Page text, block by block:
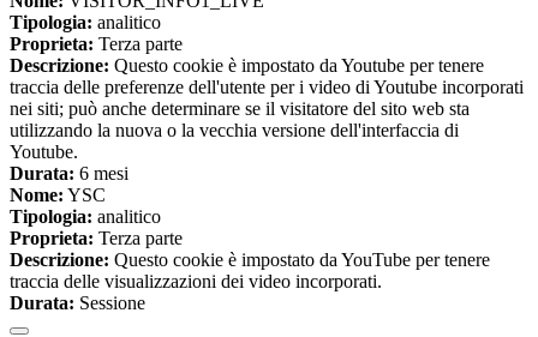
Tipologia: analitico
Proprieta: Terza parte
Descrizione: Questo cookie è impostato da Youtube per tenere
traccia delle preferenze dell'utente per i video di Youtube incorporati
nei siti; può anche determinare se il visitatore del sito web sta
utilizzando la nuova o la vecchia versione dell'interfaccia di
Youtube.
Durata: 6 mesi
Nome: YSC
Tipologia: analitico
Proprieta: Terza parte
Descrizione: Questo cookie è impostato da YouTube per tenere
traccia delle visualizzazioni dei video incorporati.
Durata: Sessione